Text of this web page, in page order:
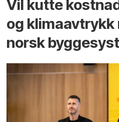
Vil kutte
og klima­avtrykk
norsk